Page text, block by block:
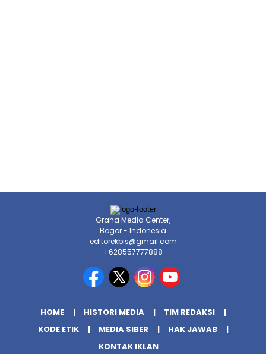
Graha Media Center,
Bogor - Indonesia
editorekbis@gmail.com
+628557777888
HOME HISTORI MEDIA
TIM REDAKSI
KODE ETIK
MEDIA SIBER
HAK JAWAB
KONTAK IKLAN